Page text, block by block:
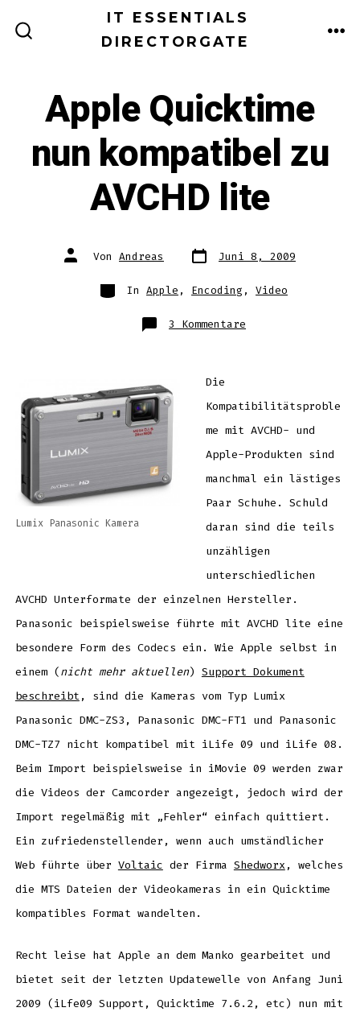
Inhalt
IT ESSENTIALS
DIRECTORGATE
Apple Quicktime
nun kompatibel zu
AVCHD lite
Autor
des Von Andreas Datum
des
Juni 8, 2009
Kategorien
In Apple , Encoding , Video
3 Kommentare
Apple
Lumix Panasonic Kamera
Die
Kompatibilitätsproble
me mit AVCHD- und
Apple-Produkten sind
manchmal ein lästiges
Paar Schuhe. Schuld
daran sind die teils
unzähligen
unterschiedlichen
AVCHD Unterformate der einzelnen Hersteller.
Panasonic beispielsweise führte mit AVCHD lite eine
besondere Form des Codecs ein. Wie Apple selbst in
einem (nicht mehr aktuellen) Support Dokument
beschreibt , sind die Kameras vom Typ Lumix
Panasonic DMC-ZS3, Panasonic DMC-FT1 und Panasonic
DMC-TZ7 nicht kompatibel mit iLife 09 und iLife 08.
Beim Import beispielsweise in iMovie 09 werden zwar
die Videos der Camcorder angezeigt, jedoch wird der
Import regelmäßig mit „Fehler“ einfach quittiert.
Ein zufriedenstellender, wenn auch umständlicher
Web führte über Voltaic der Firma Shedworx, welches
die MTS Dateien der Videokameras in ein Quicktime
kompatibles Format wandelten.
Recht leise hat Apple an dem Manko gearbeitet und
bietet seit der letzten Updatewelle von Anfang Juni
2009 (iLfe09 Support, Quicktime 7.6.2, etc) nun mit